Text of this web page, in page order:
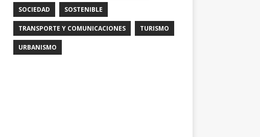
SOCIEDAD SOSTENIBLE
TRANSPORTE Y COMUNICACIONES TURISMO
URBANISMO